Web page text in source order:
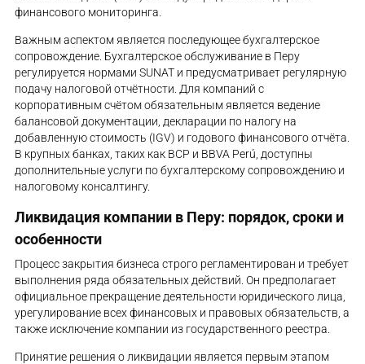
финансового мониторинга.
Важным аспектом является последующее бухгалтерское
сопровождение. Бухгалтерское обслуживание в Перу
регулируется нормами SUNAT и предусматривает регулярную
подачу налоговой отчётности. Для компаний с
корпоративным счётом обязательным является ведение
балансовой документации, декларации по налогу на
добавленную стоимость (IGV) и годового финансового отчёта.
В крупных банках, таких как BCP и BBVA Perú, доступны
дополнительные услуги по бухгалтерскому сопровождению и
налоговому консалтингу.
Ликвидация компании в Перу: порядок, сроки и
особенности
Процесс закрытия бизнеса строго регламентирован и требует
выполнения ряда обязательных действий. Он предполагает
официальное прекращение деятельности юридического лица,
урегулирование всех финансовых и правовых обязательств, а
также исключение компании из государственного реестра.
Принятие решения о ликвидации является первым этапом